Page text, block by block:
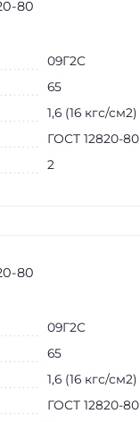
80
09Г2С
65
1,6 (16 кгс/см2)
ГОСТ 12820-80
2
80
09Г2С
65
1,6 (16 кгс/см2)
ГОСТ 12820-80